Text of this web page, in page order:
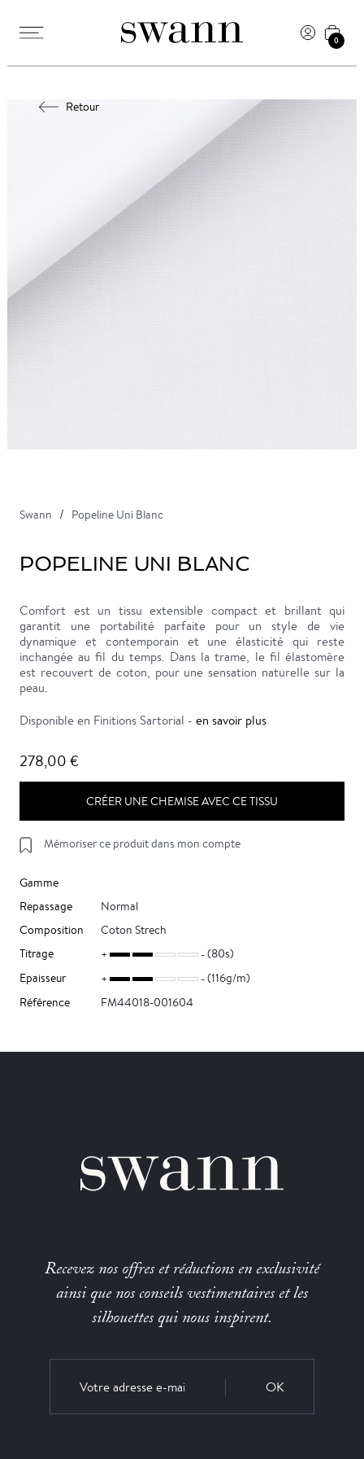
0
Retour
Swann Popeline Uni Blanc
POPELINE UNI BLANC
Comfort est un tissu extensible compact et brillant qui
garantit une portabilité parfaite pour un style de vie
dynamique et contemporain et une élasticité qui reste
inchangée au fil du temps. Dans la trame, le fil élastomère
est recouvert de coton, pour une sensation naturelle sur la
peau.
Disponible en Finitions Sartorial - en savoir plus
278,00 €
CRÉER UNE CHEMISE AVEC CE TISSU
Mémoriser ce produit dans mon compte
Gamme
Repassage
Normal
Composition
Coton Strech
Titrage
(80s)
Epaisseur
(116g/m)
Référence
FM44018-001604
Recevez nos offres et réductions en exclusivité
ainsi que nos conseils vestimentaires et les
silhouettes qui nous inspirent.
OK